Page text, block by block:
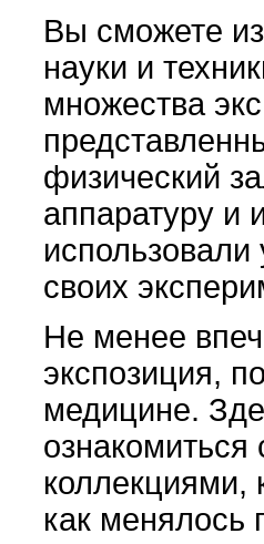
Вы сможете
науки и
множества
физический
аппаратуру и
своих
Не менее
экспозиция,
медицине.
коллекциями,
как менялось